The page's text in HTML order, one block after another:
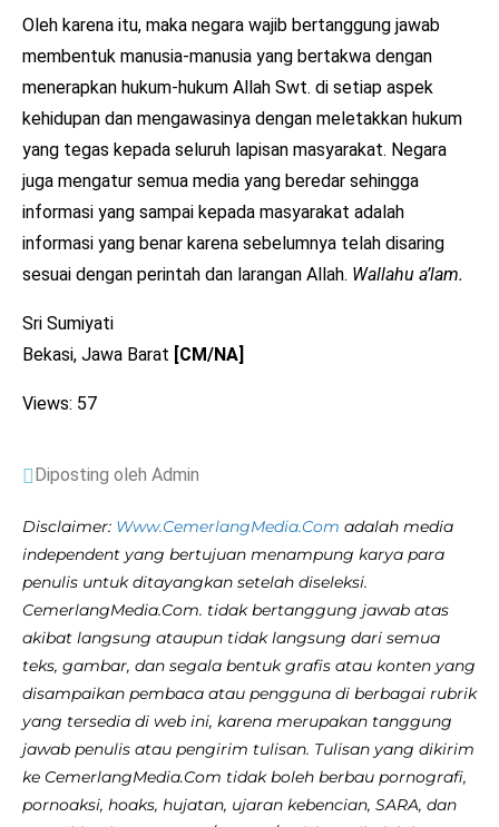
Oleh karena itu, maka negara wajib bertanggung jawab
membentuk manusia-manusia yang bertakwa dengan
menerapkan hukum-hukum Allah Swt. di setiap aspek
kehidupan dan mengawasinya dengan meletakkan hukum
yang tegas kepada seluruh lapisan masyarakat. Negara
juga mengatur semua media yang beredar sehingga
informasi yang sampai kepada masyarakat adalah
informasi yang benar karena sebelumnya telah disaring
sesuai dengan perintah dan larangan Allah. Wallahu a’lam.
Sri Sumiyati
Bekasi, Jawa Barat [CM/NA]
Views: 57
Diposting oleh Admin
Disclaimer: Www.CemerlangMedia.Com adalah media
independent yang bertujuan menampung karya para
penulis untuk ditayangkan setelah diseleksi.
CemerlangMedia.Com. tidak bertanggung jawab atas
akibat langsung ataupun tidak langsung dari semua
teks, gambar, dan segala bentuk grafis atau konten yang
disampaikan pembaca atau pengguna di berbagai rubrik
yang tersedia di web ini, karena merupakan tanggung
jawab penulis atau pengirim tulisan. Tulisan yang dikirim
ke CemerlangMedia.Com tidak boleh berbau pornografi,
pornoaksi, hoaks, hujatan, ujaran kebencian, SARA, dan